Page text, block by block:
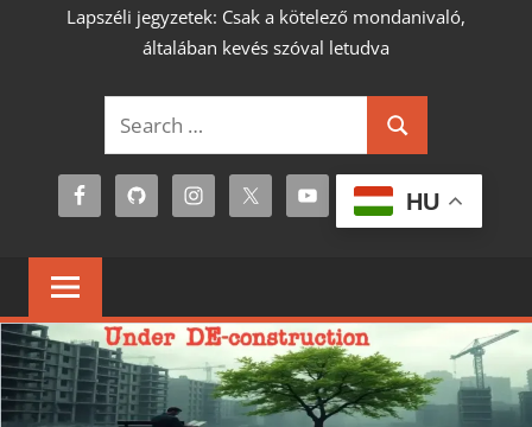
Lapszéli jegyzetek: Csak a kötelező mondanivaló,
általában kevés szóval letudva
Search
for:
Search
HU